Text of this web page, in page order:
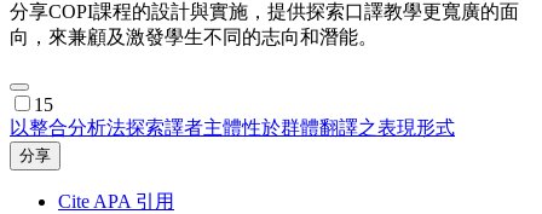
分享COPI課程的設計與實施，提供探索口譯教學更寬廣的面
向，來兼顧及激發學生不同的志向和潛能。
15
以整合分析法探索譯者主體性於群體翻譯之表現形式
分享
Cite APA 引用